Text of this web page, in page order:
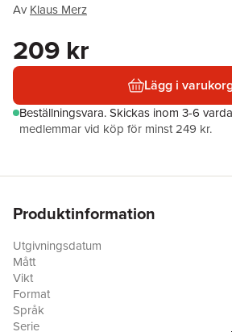
Av Klaus Merz
209 kr
Lägg i
Beställningsvara.Skickas inom 3-6
medlemmar vid köp för minst 249 kr.
Produktinformation
Utgivningsdatum
Mått
Vikt
Format
Språk
Serie